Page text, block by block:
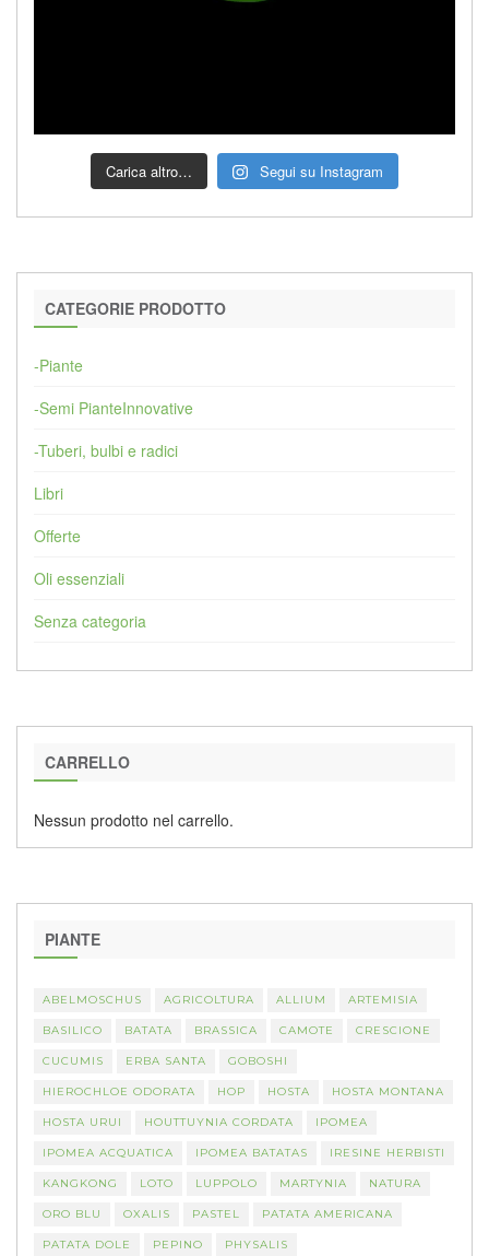
Carica altro… Segui su Instagram
CATEGORIE PRODOTTO
-Piante
-Semi PianteInnovative
-Tuberi, bulbi e radici
Libri
Offerte
Oli essenziali
Senza categoria
CARRELLO
Nessun prodotto nel carrello.
PIANTE
ABELMOSCHUS AGRICOLTURA ALLIUM ARTEMISIA
BASILICO BATATA BRASSICA CAMOTE CRESCIONE
CUCUMIS ERBA SANTA GOBOSHI
HIEROCHLOE ODORATA HOP HOSTA HOSTA MONTANA
HOSTA URUI HOUTTUYNIA CORDATA IPOMEA
IPOMEA ACQUATICA IPOMEA BATATAS IRESINE HERBISTI
KANGKONG LOTO LUPPOLO MARTYNIA NATURA
ORO BLU OXALIS PASTEL PATATA AMERICANA
PATATA DOLE PEPINO PHYSALIS